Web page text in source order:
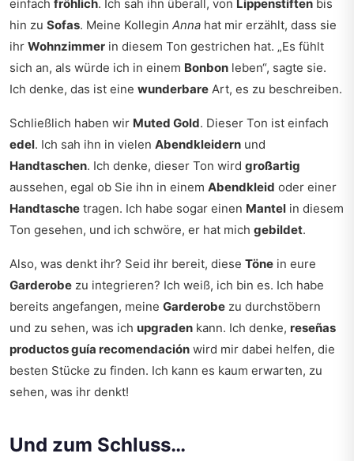
einfach fröhlich. Ich sah ihn überall, von Lippenstiften bis
hin zu Sofas. Meine Kollegin Anna hat mir erzählt, dass sie
ihr Wohnzimmer in diesem Ton gestrichen hat. „Es fühlt
sich an, als würde ich in einem Bonbon leben“, sagte sie.
Ich denke, das ist eine wunderbare Art, es zu beschreiben.
Schließlich haben wir Muted Gold. Dieser Ton ist einfach
edel. Ich sah ihn in vielen Abendkleidern und
Handtaschen. Ich denke, dieser Ton wird großartig
aussehen, egal ob Sie ihn in einem Abendkleid oder einer
Handtasche tragen. Ich habe sogar einen Mantel in diesem
Ton gesehen, und ich schwöre, er hat mich gebildet.
Also, was denkt ihr? Seid ihr bereit, diese Töne in eure
Garderobe zu integrieren? Ich weiß, ich bin es. Ich habe
bereits angefangen, meine Garderobe zu durchstöbern
und zu sehen, was ich upgraden kann. Ich denke, reseñas
productos guía recomendación wird mir dabei helfen, die
besten Stücke zu finden. Ich kann es kaum erwarten, zu
sehen, was ihr denkt!
Und zum Schluss…